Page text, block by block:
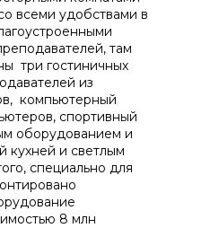
всеми удобствами в
там
три гостиничных
из
компьютерный
спортивный
оборудованием и
кухней и светлым
специально для
8 млн